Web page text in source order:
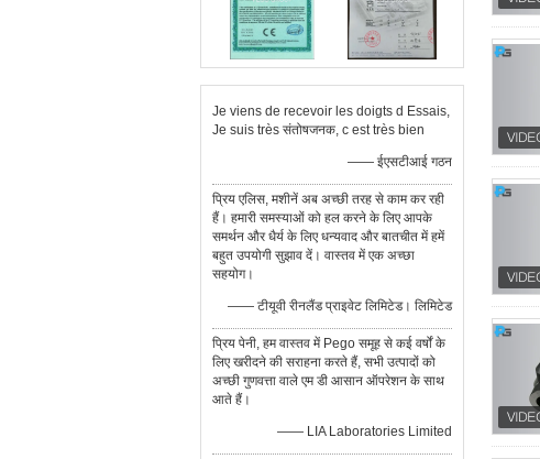
Je viens de recevoir les doigts d Essais,
Je suis très संतोषजनक, c est très bien
—— ईएसटीआई गठन
प्रिय एलिस, मशीनें अब अच्छी तरह से काम कर रही
हैं। हमारी समस्याओं को हल करने के लिए आपके
समर्थन और धैर्य के लिए धन्यवाद और बातचीत में हमें
बहुत उपयोगी सुझाव दें। वास्तव में एक अच्छा
सहयोग।
—— टीयूवी रीनलैंड प्राइवेट लिमिटेड। लिमिटेड
प्रिय पेनी, हम वास्तव में Pego समूह से कई वर्षों के
लिए खरीदने की सराहना करते हैं, सभी उत्पादों को
अच्छी गुणवत्ता वाले एम डी आसान ऑपरेशन के साथ
आते हैं।
—— LIA Laboratories Limited